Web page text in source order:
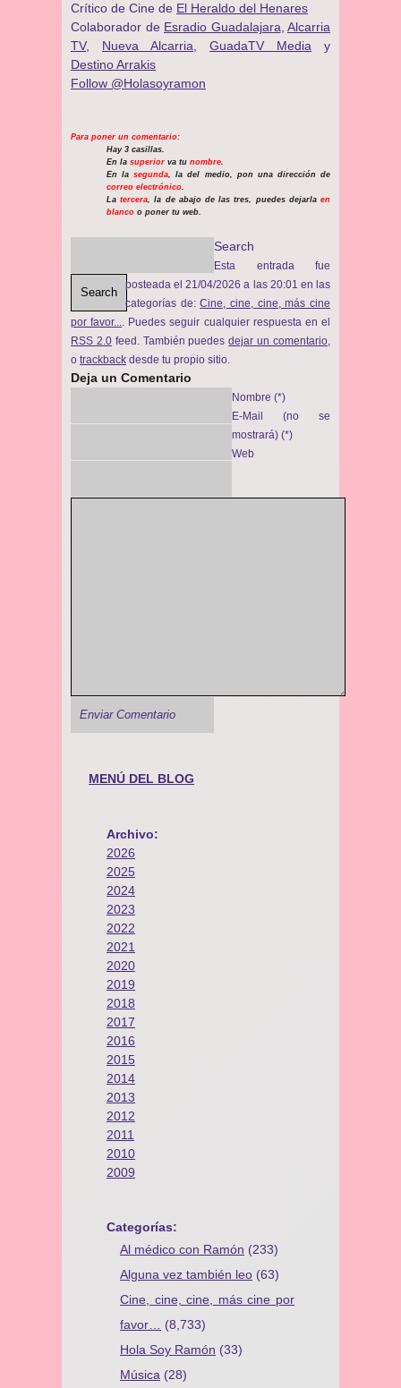
Crítico de Cine de El Heraldo del Henares
​​Colaborador de Esradio Guadalajara Alcarria
TV,
Nueva Alcarria, GuadaTV Media y
Destino Arrakis
Follow @Holasoyramon
Para poner un comentario:
Hay 3 casillas.
En la superior va tu nombre.
En lasegunda, la del medio, pon una dirección de
correo electrónico.
Latercera, la de abajo de las tres, puedes dejarlaen
blanco o poner tu web.
Search
Search
Esta entrada fue
posteada el 21/04/2026 a las 20:01 en las
categorías de:Cine, cine, cine, más cine
por favor...
. Puedes seguir cualquier respuesta en el
RSS 2.0feed. También puedesdejar un comentario
o trackback desde tu propio sitio.
Deja un Comentario
Nombre (*)
E-Mail (no se
mostrará) (*)
Web
MENÚ DEL BLOG
Archivo:
2026
2025
2024
2023
2022
2021
2020
2019
2018
2017
2016
2015
2014
2013
2012
2011
2010
2009
Categorías:
Al médico con Ramón (233)
Alguna vez también leo (63)
Cine, cine, cine, más cine por
favor…
(8,733)
Hola Soy Ramón (33)
Música (28)